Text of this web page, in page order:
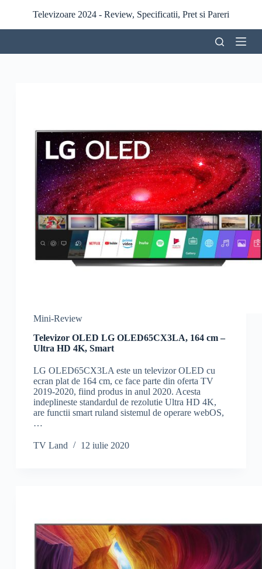
r
l
Televizoare 2024 - Review, Specificatii, Pret si Pareri
Mini-Review
Televizor OLED LG OLED65CX3LA, 164 cm –
Ultra HD 4K, Smart
LG OLED65CX3LA este un televizor OLED cu
ecran plat de 164 cm, ce face parte din oferta TV
2019-2020, fiind produs in anul 2020. Acesta
indeplineste standardul de rezolutie Ultra HD 4K,
are functii smart ruland sistemul de operare webOS,
…
TV Land 12 iulie 2020